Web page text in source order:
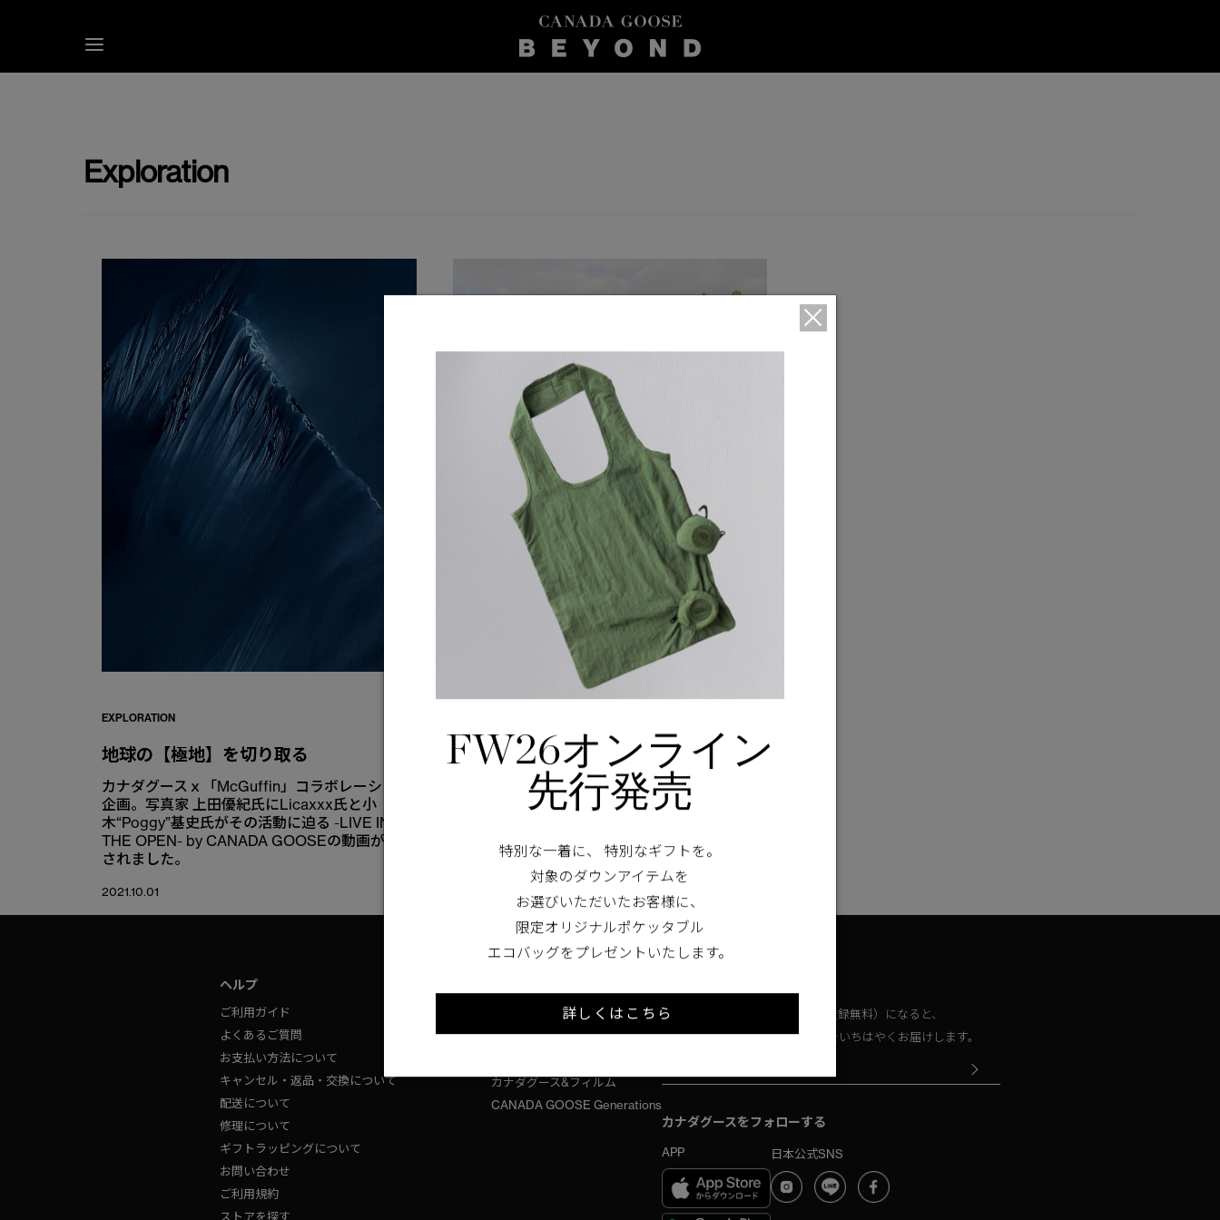
Exploration
EXPLORATION
地球の【極地】を切り取る
カナダグースｘ「McGuffin」コラボレーション
企画。写真家 上田優紀氏にLicaxxx氏と小
木“Poggy”基史氏がその活動に迫る -LIVE IN
THE OPEN- by CANADA GOOSEの動画が公開
されました。
2021.10.01
恐怖を科学する（そして克服する方法）
エヴァ・ホランドのデビュー作「Nerve」、ア
ウトドアライターの彼女が、自分自身の持って
大きなチャレンジに挑みます。
ヘルプ
ご利用ガイド
よくあるご質問
お支払い方法について
キャンセル・返品・交換について
配送について
修理について
ギフトラッピングについて
お問い合わせ
ご利用規約
ストアを探す
お手入れについてサステナビリティ
カナダグース&フィルム
CANADA GOOSE Generations
カナダグースのメルマガ会員（登録無料）になると、
新着や先行予約などお得な情報をいちはやくお届けします。
カナダグースをフォローする
APP 日本公式SNS
FW26オンライン
先行発売
特別な一着に、 特別なギフトを。
対象のダウンアイテムを
お選びいただいたお客様に、
限定オリジナルポケッタブル
エコバッグをプレゼントいたします。
詳しくはこちら